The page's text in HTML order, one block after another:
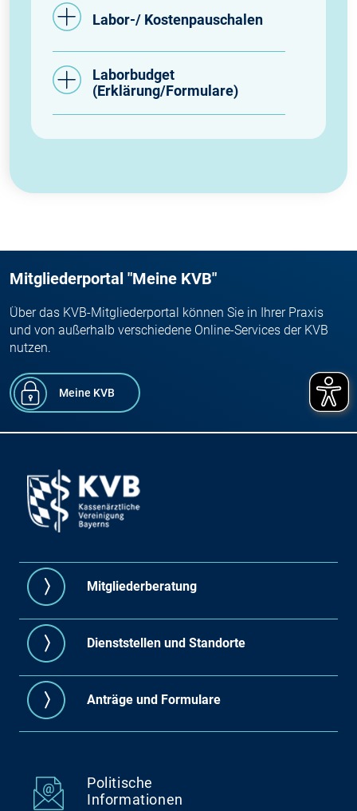
Labor-/ Kostenpauschalen
Laborbudget
(Erklärung/Formulare)
Mitgliederportal "Meine KVB"
Über das KVB-Mitgliederportal können Sie in Ihrer Praxis
und von außerhalb verschiedene Online-Services der KVB
nutzen.
Meine KVB
Mitgliederberatung
Dienststellen und Standorte
Anträge und Formulare
Politische
Informationen